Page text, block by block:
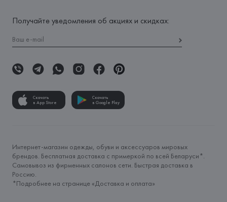
Получайте уведомления об акциях и скидках:
Скачать
в App Store
Скачать
в Google Play
Интернет-магазин одежды, обуви и аксессуаров мировых
брендов. Бесплатная доставка с примеркой по всей Беларуси*.
Самовывоз из фирменных салонов сети. Быстрая доставка в
Россию.
*Подробнее на странице «Доставка и оплата»